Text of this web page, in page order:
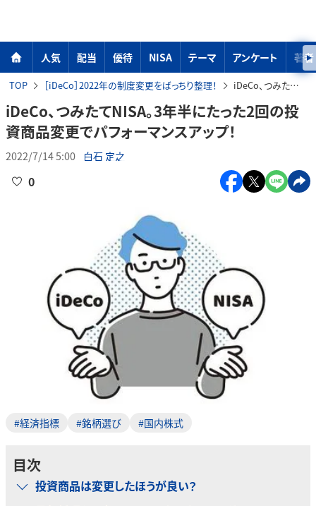
人気 配当 優待 NISA テーマ アンケート 著者
TOP ［iDeCo］2022年の制度変更をばっちり整理！ iDeCo、つみたてNISA。3年半にたった2回の投資商品変更でパフォーマンスアップ！
iDeCo、つみたてNISA。3年半にたった2回の投
資商品変更でパフォーマンスアップ！
2022/7/14 5:00 白石 定之
0
#経済指標 #銘柄選び #国内株式
目次
投資商品は変更したほうが良い？